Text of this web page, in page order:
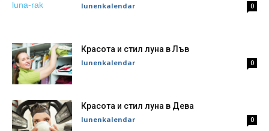
lunenkalendar 0
Красота и стил луна в Лъв
lunenkalendar 0
Красота и стил луна в Дева
lunenkalendar 0